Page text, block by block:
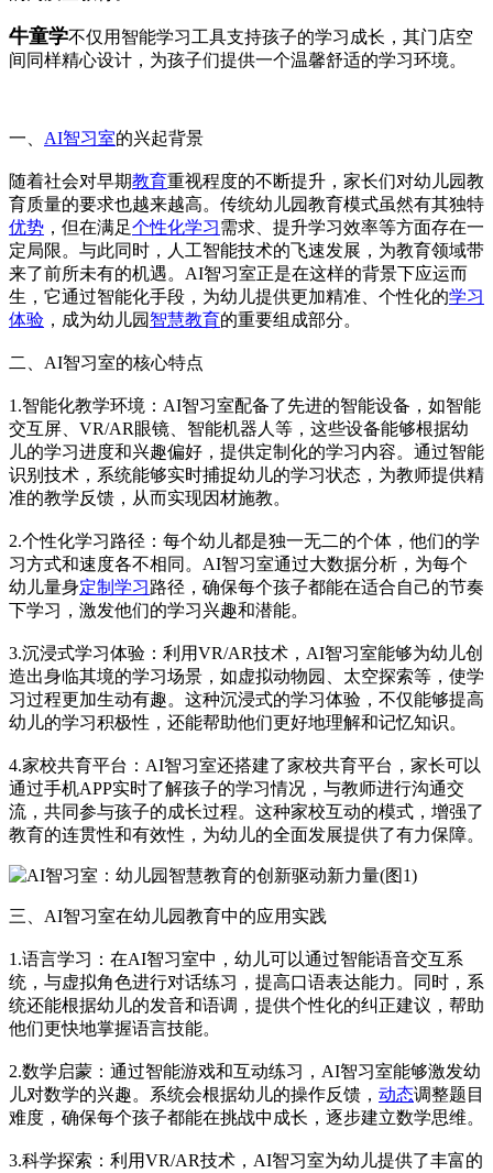
牛童学不仅用智能学习工具支持孩子的学习成长，其门店空
间同样精心设计，为孩子们提供一个温馨舒适的学习环境。
一、 AI智习室的兴起背景
随着社会对早期教育重视程度的不断提升，家长们对幼儿园教
育质量的要求也越来越高。传统幼儿园教育模式虽然有其独特
优势 ，但在满足个性化学习需求、提升学习效率等方面存在一
定局限。与此同时，人工智能技术的飞速发展，为教育领域带
来了前所未有的机遇。AI智习室正是在这样的背景下应运而
生，它通过智能化手段，为幼儿提供更加精准、个性化的学习
体验 ，成为幼儿园 智慧教育的重要组成部分。
二、AI智习室的核心特点
1.智能化教学环境：AI智习室配备了先进的智能设备，如智能
交互屏、VR/AR眼镜、智能机器人等，这些设备能够根据幼
儿的学习进度和兴趣偏好，提供定制化的学习内容。通过智能
识别技术，系统能够实时捕捉幼儿的学习状态，为教师提供精
准的教学反馈，从而实现因材施教。
2.个性化学习路径：每个幼儿都是独一无二的个体，他们的学
习方式和速度各不相同。AI智习室通过大数据分析，为每个
幼儿量身定制学习路径，确保每个孩子都能在适合自己的节奏
下学习，激发他们的学习兴趣和潜能。
3.沉浸式学习体验：利用VR/AR技术，AI智习室能够为幼儿创
造出身临其境的学习场景，如虚拟动物园、太空探索等，使学
习过程更加生动有趣。这种沉浸式的学习体验，不仅能够提高
幼儿的学习积极性，还能帮助他们更好地理解和记忆知识。
4.家校共育平台：AI智习室还搭建了家校共育平台，家长可以
通过手机APP实时了解孩子的学习情况，与教师进行沟通交
流，共同参与孩子的成长过程。这种家校互动的模式，增强了
教育的连贯性和有效性，为幼儿的全面发展提供了有力保障。
三、AI智习室在幼儿园教育中的应用实践
1.语言学习：在AI智习室中，幼儿可以通过智能语音交互系
统，与虚拟角色进行对话练习，提高口语表达能力。同时，系
统还能根据幼儿的发音和语调，提供个性化的纠正建议，帮助
他们更快地掌握语言技能。
2.数学启蒙：通过智能游戏和互动练习，AI智习室能够激发幼
儿对数学的兴趣。系统会根据幼儿的操作反馈， 动态调整题目
难度，确保每个孩子都能在挑战中成长，逐步建立数学思维。
3.科学探索：利用VR/AR技术，AI智习室为幼儿提供了丰富的